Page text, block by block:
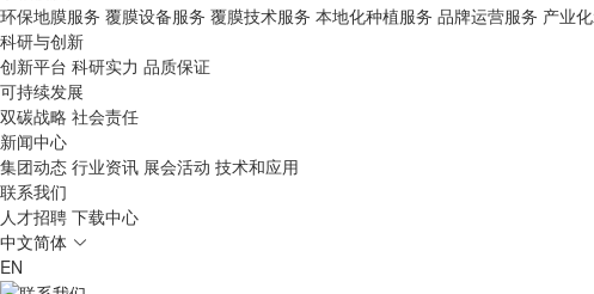
环保地膜服务 覆膜设备服务 覆膜技术服务 本地化种植服务 品牌运营服务 产业
科研与创新
创新平台 科研实力 品质保证
可持续发展
双碳战略 社会责任
新闻中心
集团动态 行业资讯 展会活动 技术和应用
联系我们
人才招聘 下载中心
中文简体
EN